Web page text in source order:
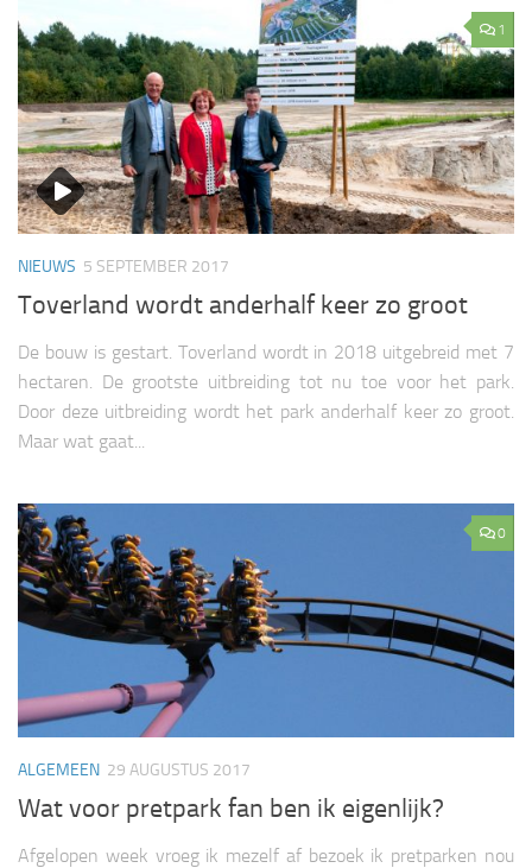
1
NIEUWS 5 SEPTEMBER 2017
Toverland wordt anderhalf keer zo groot
De bouw is gestart. Toverland wordt in 2018 uitgebreid met 7
hectaren. De grootste uitbreiding tot nu toe voor het park.
Door deze uitbreiding wordt het park anderhalf keer zo groot.
Maar wat gaat...
0
ALGEMEEN 29 AUGUSTUS 2017
Wat voor pretpark fan ben ik eigenlijk?
Afgelopen week vroeg ik mezelf af bezoek ik pretparken nou